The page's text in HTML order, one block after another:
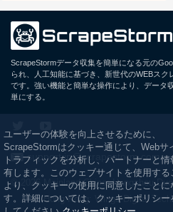
ScrapeStormデータ収集を簡単になる元の
られ、人工知能に基づき、新世代のWEBスク
です。強い機能と簡単な操作により、データ
単にする。
support.jp@scrapestorm.com
© 2026 Mainland China: Hangzhou
Hong Kong: Wings Digital
ユーザーの体験を向上させるために、
ScrapeStormはクッキー通じて、Webサ
トラフィックを分析し、パートナーと情
有します。このウェブサイトを使用する
より、クッキーの使用に同意したことに
す。詳細については、クッキーポリシー